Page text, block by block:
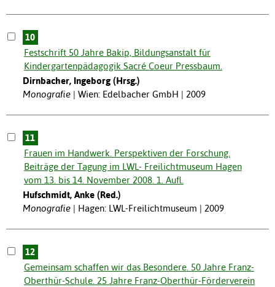
10
Festschrift 50 Jahre Bakip, Bildungsanstalt für
Kindergartenpädagogik Sacré Coeur Pressbaum.
Dirnbacher, Ingeborg (Hrsg.)
Monografie
Wien: Edelbacher GmbH | 2009
11
Frauen im Handwerk. Perspektiven der Forschung.
Beiträge der Tagung im LWL- Freilichtmuseum Hagen
vom 13. bis 14. November 2008. 1. Aufl.
Hufschmidt, Anke (Red.)
Monografie
Hagen: LWL-Freilichtmuseum | 2009
12
Gemeinsam schaffen wir das Besondere. 50 Jahre Franz-
Oberthür-Schule. 25 Jahre Franz-Oberthür-Förderverein